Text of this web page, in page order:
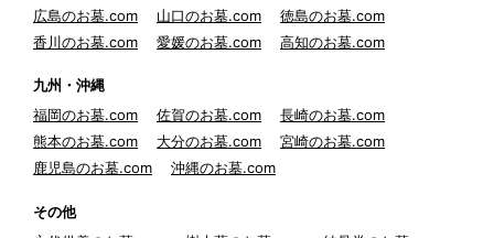
広島のお墓.com
山口のお墓.com
徳島のお墓.com
香川のお墓.com
愛媛のお墓.com 高知のお墓.com
九州・沖縄
福岡のお墓.com
佐賀のお墓.com
長崎のお墓.com
熊本のお墓.com
大分のお墓.com
宮崎のお墓.com
鹿児島のお墓.com
沖縄のお墓.com
その他